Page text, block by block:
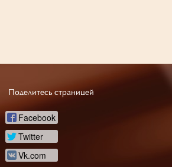
Поделитесь страницей
Facebook
Twitter
Vk.com